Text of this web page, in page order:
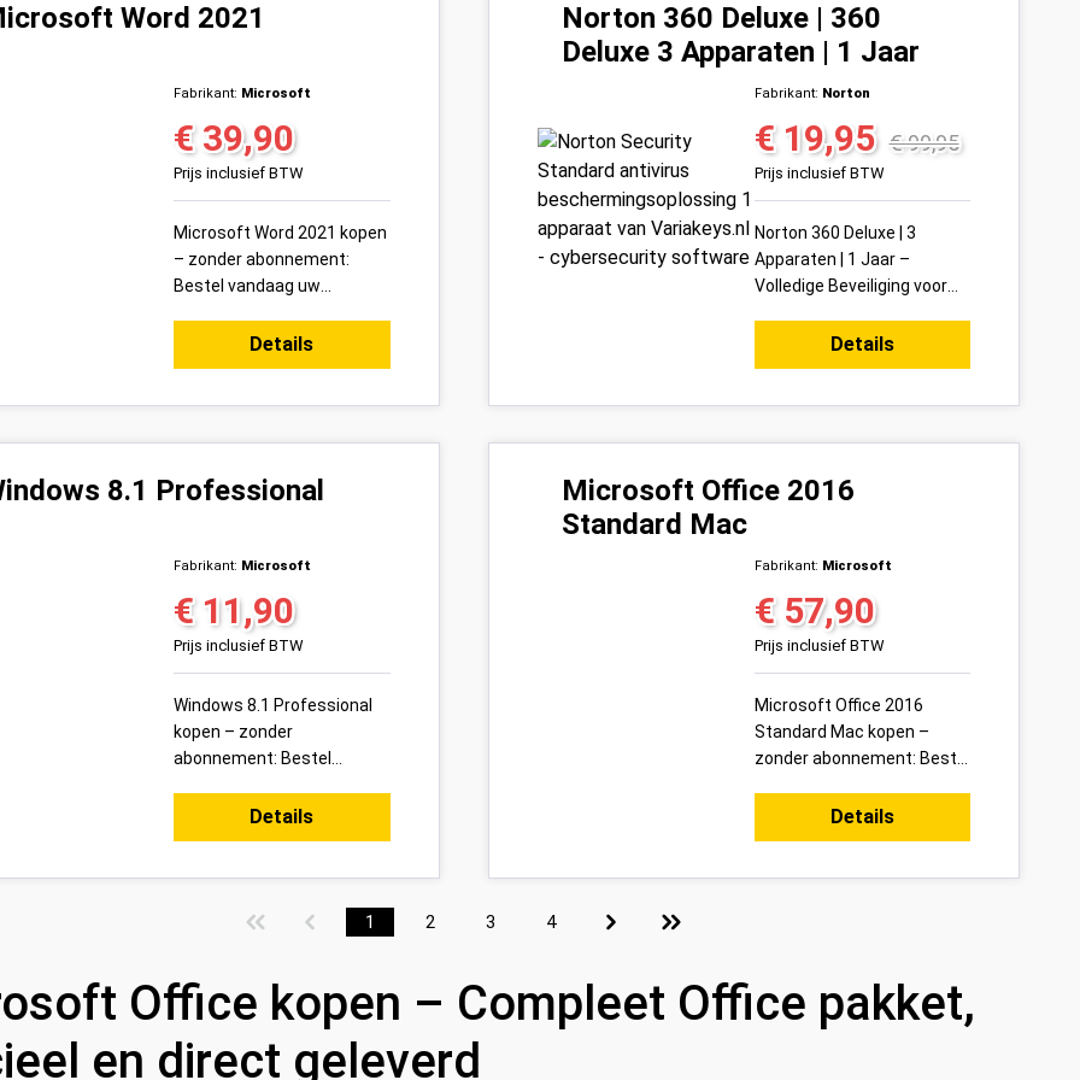
Word 2021
Fabrikant: Microsoft
Normale prijs:
€ 39,90
Prijs inclusief BTW
Microsoft Word 2021 kopen
– zonder abonnement:
Bestel vandaag uw
productsleutel voor 1 pc
veilig online bij Variakeys.nl
Details
Norton 360 Deluxe | 360
Deluxe 3 Apparaten | 1 Jaar
Fabrikant: Norton
Verkoopprijs:
€ 19,95 Normale prijs:
€ 99,95
Prijs inclusief BTW
Norton 360 Deluxe | 3
Apparaten | 1 Jaar –
Volledige Beveiliging voor
Norton 360 Deluxe
bescherm je tot 3
Details
8.1 Professional
Fabrikant: Microsoft
Normale prijs:
€ 11,90
Prijs inclusief BTW
Windows 8.1 Professional
kopen – zonder
abonnement: Bestel
Professional
productsleutel voor 1 pc
Details
Microsoft Office 2016
Standard Mac
Fabrikant: Microsoft
Normale prijs:
€ 57,90
Prijs inclusief BTW
Microsoft Office 2016
Standard Mac kopen –
zonder abonnement: Bestel
Office 2016 Standard Mac
productsleutel voor 1 pc
Details
Pagina
1 Pagina
2 Pagina
3 Pagina
4
Office kopen – Compleet Office pakket,
en direct geleverd